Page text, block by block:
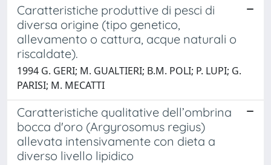
Caratteristiche produttive di pesci di
diversa origine (tipo genetico,
allevamento o cattura, acque naturali o
riscaldate).
1994 G. GERI; M. GUALTIERI; B.M. POLI; P. LUPI; G.
PARISI; M. MECATTI
Caratteristiche qualitative dell’ombrina
bocca d'oro (Argyrosomus regius)
allevata intensivamente con dieta a
diverso livello lipidico